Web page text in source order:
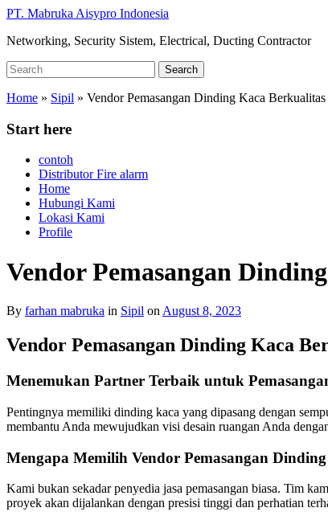
Skip
main
PT. Mabruka Aisypro Indonesia
Networking, Security Sistem, Electrical, Ducting Contractor
Search
for:
Search
Home » Sipil » Vendor Pemasangan Dinding Kaca Berkualitas
Start here
contoh
Distributor Fire alarm
Home
Hubungi Kami
Lokasi Kami
Profile
Vendor Pemasangan
By farhan mabruka in Sipil on August 8, 2023
Vendor Pemasangan Dinding Kaca
Menemukan Partner Terbaik untuk
Pentingnya memiliki dinding kaca yang dipasang dengan
membantu Anda mewujudkan visi desain ruangan Anda
Mengapa Memilih Vendor Pemasangan
Kami bukan sekadar penyedia jasa pemasangan biasa. Tim
proyek akan dijalankan dengan presisi tinggi dan perhatian